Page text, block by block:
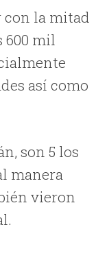
con la mitad
600 mil
así como
son 5 los
manera
vieron